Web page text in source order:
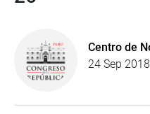
Centro de
24 Sep